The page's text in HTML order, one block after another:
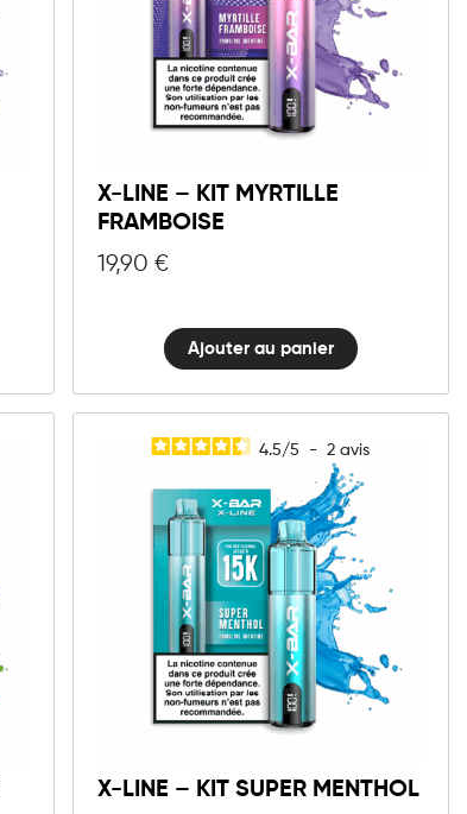
X-LINE – KIT MYRTILLE
FRAMBOISE
19,90 €
10mg 20mg
X-
LINE
Kit
Myrtille
Ajouter au panier
4.5/5 - 2avis
X-LINE – KIT SUPER MENTHOL